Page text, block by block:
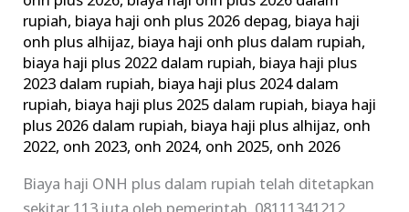
rupiah, biaya haji onh plus 2026 depag, biaya haji
onh plus alhijaz, biaya haji onh plus dalam rupiah,
biaya haji plus 2022 dalam rupiah, biaya haji plus
2023 dalam rupiah, biaya haji plus 2024 dalam
rupiah, biaya haji plus 2025 dalam rupiah, biaya haji
plus 2026 dalam rupiah, biaya haji plus alhijaz, onh
2022, onh 2023, onh 2024, onh 2025, onh 2026
Biaya haji ONH plus dalam rupiah telah ditetapkan